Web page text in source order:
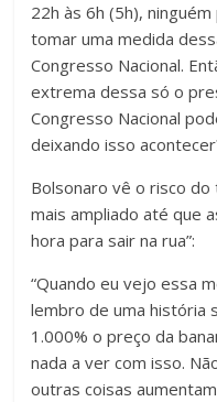
22h às 6h (5h),
tomar uma medida
Congresso Nacional.
extrema dessa só o
Congresso Nacional
deixando isso
Bolsonaro vê o risco
mais ampliado até que
hora para sair na rua”:
“Quando eu vejo essa
lembro de uma história
1.000% o preço da
nada a ver com isso.
outras coisas